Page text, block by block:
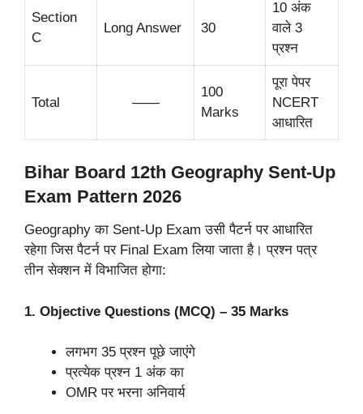
Section
C
Long Answer 30
10 अंक
वाले 3
प्रश्न
Total ——
100
Marks
पूरा पेपर
NCERT
आधारित
Bihar Board 12th Geography Sent-Up
Exam Pattern 2026
Geography का Sent-Up Exam उसी पैटर्न पर आधारित
रहेगा जिस पैटर्न पर Final Exam लिया जाता है। प्रश्न पत्र
तीन सेक्शन में विभाजित होगा:
1. Objective Questions (MCQ) – 35 Marks
लगभग 35 प्रश्न पूछे जाएंगे
प्रत्येक प्रश्न 1 अंक का
OMR पर भरना अनिवार्य